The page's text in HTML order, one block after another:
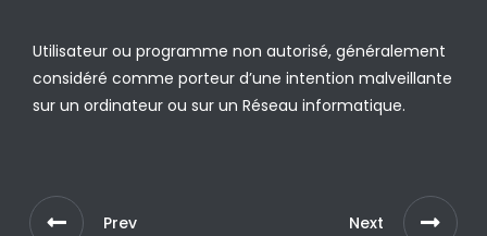
Utilisateur ou programme non autorisé, généralement
considéré comme porteur d’une intention malveillante
sur un ordinateur ou sur un Réseau informatique.
Prev Next